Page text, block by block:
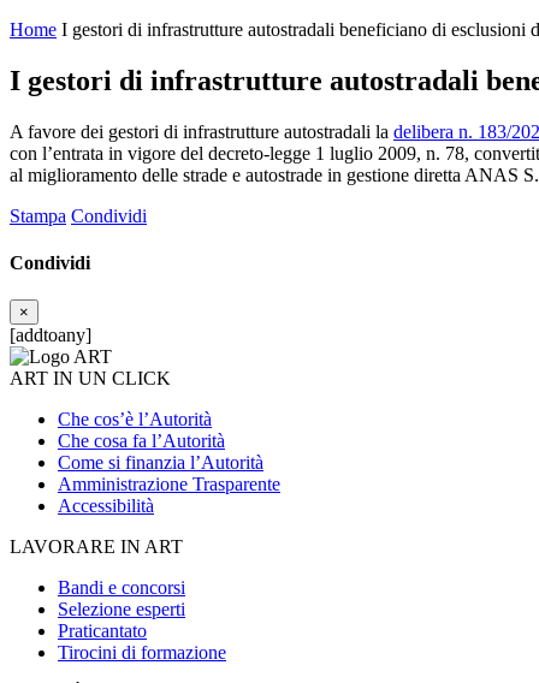
Home I gestori di infrastrutture autostradali beneficiano di esclusioni
I gestori di infrastrutture autostradali
A favore dei gestori di infrastrutture autostradali la delibera n. 183/
con l’entrata in vigore del decreto-legge 1 luglio 2009, n. 78,
al miglioramento delle strade e autostrade in gestione diretta ANAS
Stampa Condividi
Condividi
×
[addtoany]
ART IN UN CLICK
Che cos’è l’Autorità
Che cosa fa l’Autorità
Come si finanzia l’Autorità
Amministrazione Trasparente
Accessibilità
LAVORARE IN ART
Bandi e concorsi
Selezione esperti
Praticantato
Tirocini di formazione